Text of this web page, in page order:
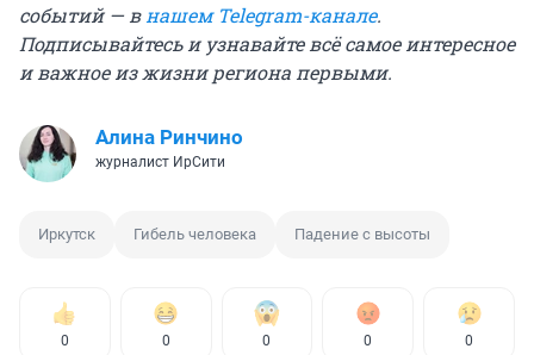
событий — в нашем Telegram-канале.
Подписывайтесь и узнавайте всё самое интересное
и важное из жизни региона первыми.
Алина Ринчино
журналист ИрСити
Иркутск Гибель человека Падение с высоты
0 0 0 0 0